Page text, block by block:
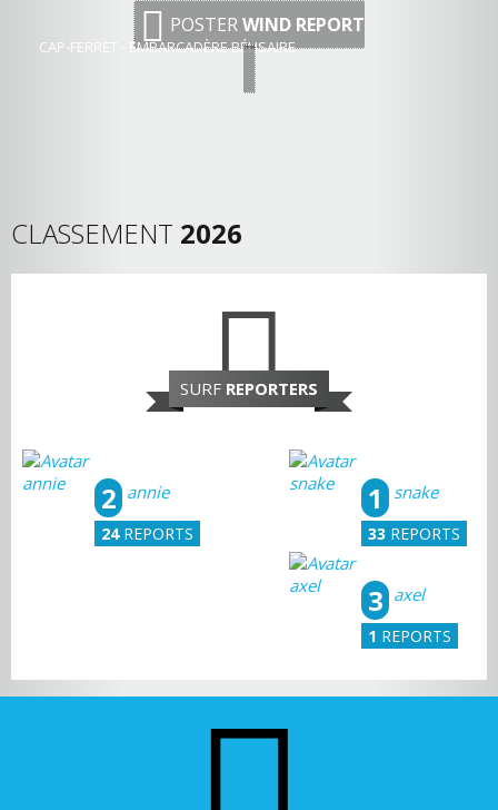
POSTERWIND REPORT
CAP-FERRET - EMBARCADÈRE BÉLISAIRE
CLASSEMENT 2026
SURF REPORTERS
snake
1
33 REPORTS
annie
2
24REPORTS
axel
3
1 REPORTS